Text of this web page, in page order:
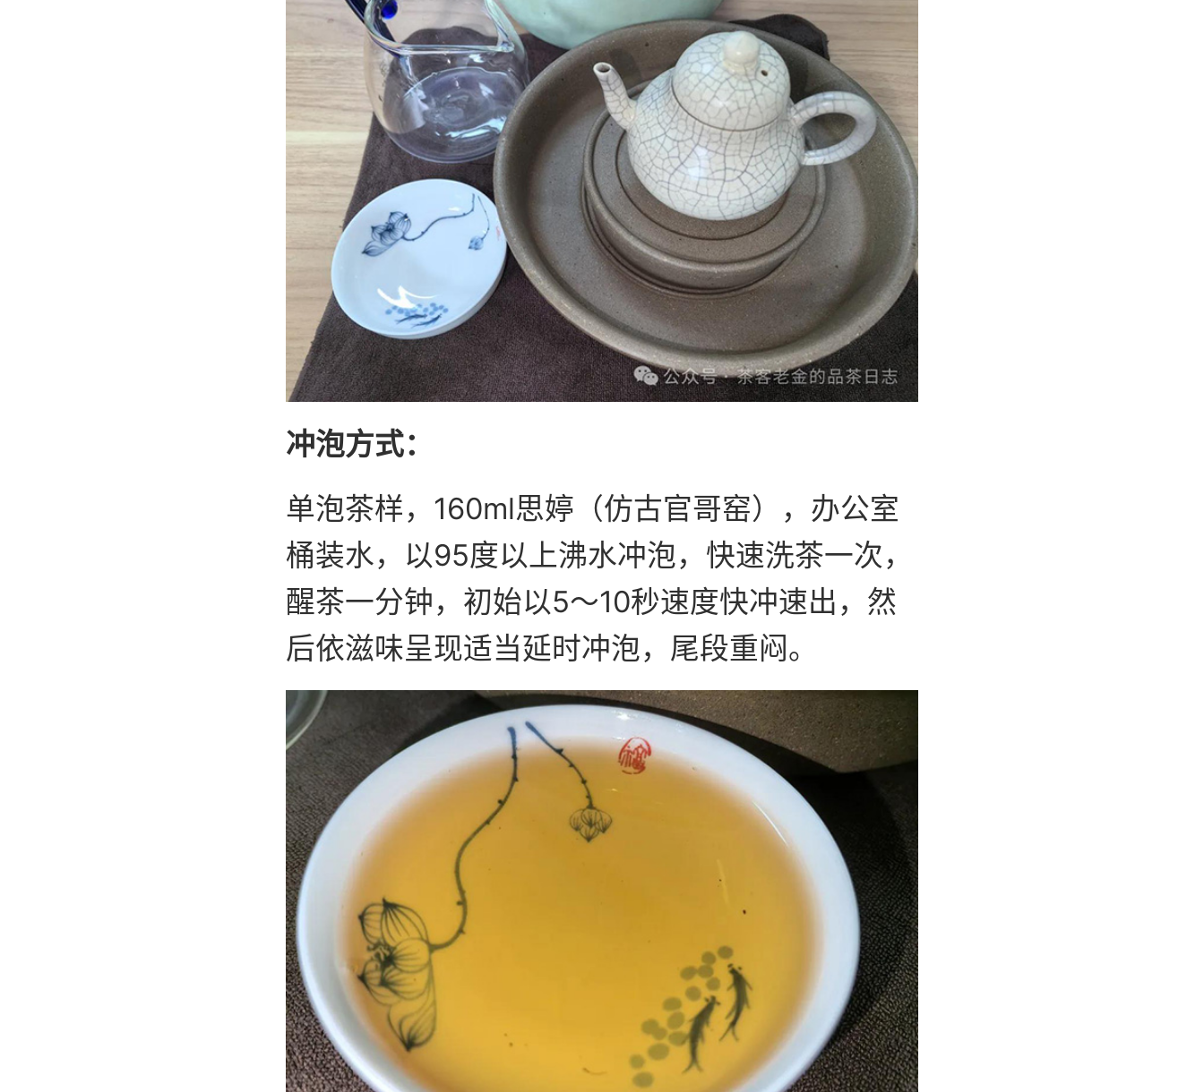
冲泡方式：
单泡茶样，160ml思婷（仿古官哥窑），办公室
桶装水，以95度以上沸水冲泡，快速洗茶一次，
醒茶一分钟，初始以5～10秒速度快冲速出，然
后依滋味呈现适当延时冲泡，尾段重闷。